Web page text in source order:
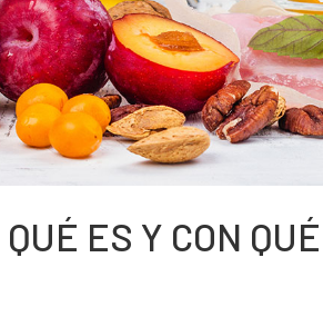
ES Y CON